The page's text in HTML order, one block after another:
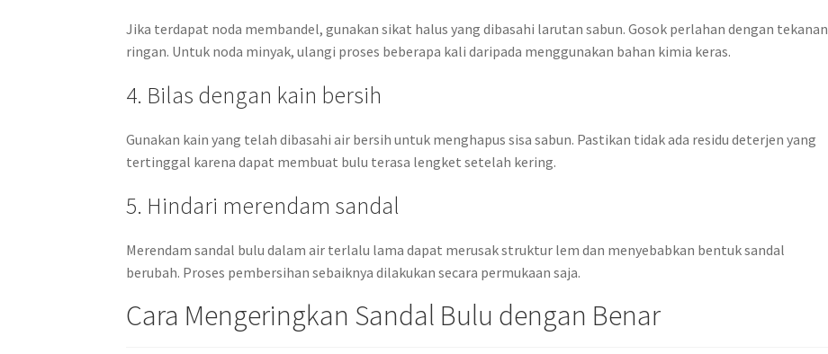
Jika terdapat noda membandel, gunakan sikat halus yang dibasahi larutan sabun. Gosok perlahan dengan tekanan
ringan. Untuk noda minyak, ulangi proses beberapa kali daripada menggunakan bahan kimia keras.
4. Bilas dengan kain bersih
Gunakan kain yang telah dibasahi air bersih untuk menghapus sisa sabun. Pastikan tidak ada residu deterjen yang
tertinggal karena dapat membuat bulu terasa lengket setelah kering.
5. Hindari merendam sandal
Merendam sandal bulu dalam air terlalu lama dapat merusak struktur lem dan menyebabkan bentuk sandal
berubah. Proses pembersihan sebaiknya dilakukan secara permukaan saja.
Cara Mengeringkan Sandal Bulu dengan Benar